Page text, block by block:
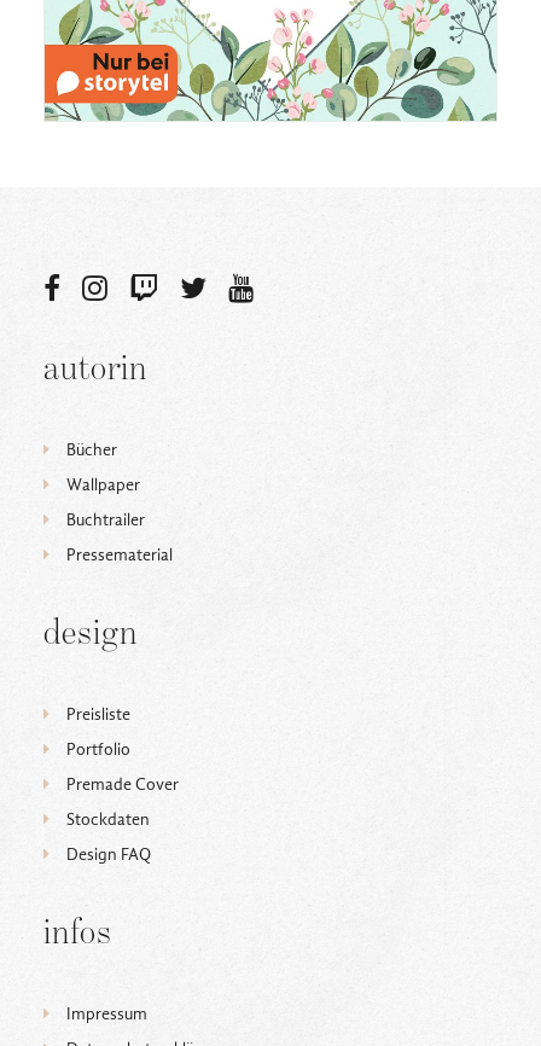
autorin
Bücher
Wallpaper
Buchtrailer
Pressematerial
design
Preisliste
Portfolio
Premade Cover
Stockdaten
Design FAQ
infos
Impressum